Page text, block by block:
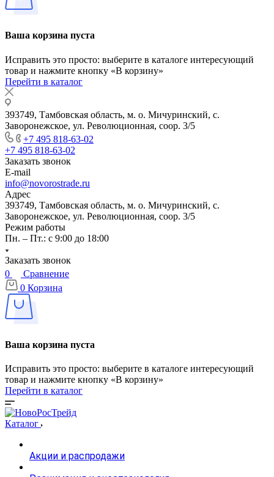
Ваша корзина пуста
Исправить это просто: выберите в каталоге интересующий
товар и нажмите кнопку «В корзину»
Перейти в каталог
393749, Тамбовская область, м. о. Мичуринский, с.
Заворонежское, ул. Революционная, соор. 3/5
+7 495 818-63-02
+7 495 818-63-02
Заказать звонок
E-mail
info@novorostrade.ru
Адрес
393749, Тамбовская область, м. о. Мичуринский, с.
Заворонежское, ул. Революционная, соор. 3/5
Режим работы
Пн. – Пт.: с 9:00 до 18:00
Заказать звонок
0
Сравнение
0 Корзина
Ваша корзина пуста
Исправить это просто: выберите в каталоге интересующий
товар и нажмите кнопку «В корзину»
Перейти в каталог
Каталог
Акции и распродажи